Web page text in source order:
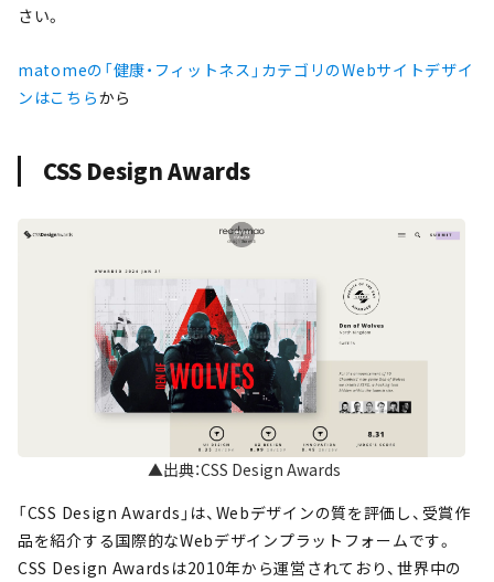
さい。
matomeの「健康・フィットネス」カテゴリのWebサイトデザイ
ンはこちらから
CSS Design Awards
▲出典：CSS Design Awards
「CSS Design Awards」は、Webデザインの質を評価し、受賞作
品を紹介する国際的なWebデザインプラットフォームです。
CSS Design Awardsは2010年から運営されており、世界中の